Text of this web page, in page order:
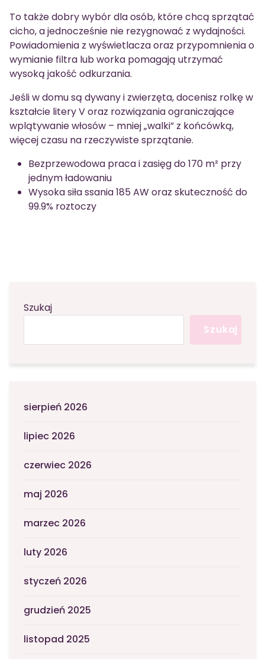
To także dobry wybór dla osób, które chcą sprzątać
cicho, a jednocześnie nie rezygnować z wydajności.
Powiadomienia z wyświetlacza oraz przypomnienia o
wymianie filtra lub worka pomagają utrzymać
wysoką jakość odkurzania.
Jeśli w domu są dywany i zwierzęta, docenisz rolkę w
kształcie litery V oraz rozwiązania ograniczające
wplątywanie włosów – mniej „walki” z końcówką,
więcej czasu na rzeczywiste sprzątanie.
Bezprzewodowa praca i zasięg do 170 m² przy
jednym ładowaniu
Wysoka siła ssania 185 AW oraz skuteczność do
99.9% roztoczy
Szukaj
Szukaj
sierpień 2026
lipiec 2026
czerwiec 2026
maj 2026
marzec 2026
luty 2026
styczeń 2026
grudzień 2025
listopad 2025